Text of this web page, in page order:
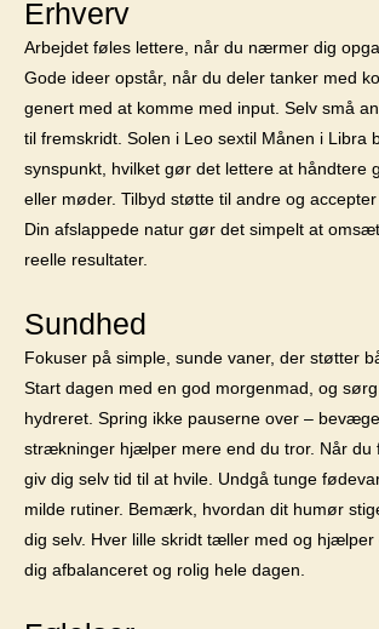
Erhverv
Arbejdet føles lettere, når du nærmer dig
Gode ideer opstår, når du deler tanker med
genert med at komme med input. Selv små
til fremskridt. Solen i Leo sextil Månen i Libra
synspunkt, hvilket gør det lettere at håndtere
eller møder. Tilbyd støtte til andre og
Din afslappede natur gør det simpelt at
reelle resultater.
Sundhed
Fokuser på simple, sunde vaner, der støtter
Start dagen med en god morgenmad, og
hydreret. Spring ikke pauserne over –
strækninger hjælper mere end du tror. Når du
giv dig selv tid til at hvile. Undgå tunge
milde rutiner. Bemærk, hvordan dit humør
dig selv. Hver lille skridt tæller med og hjælper
dig afbalanceret og rolig hele dagen.